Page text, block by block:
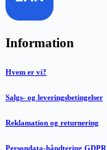
Information
Hvem er vi?
Salgs- og leveringsbetingelser
Reklamation og returnering
Persondata-håndtering GDPR